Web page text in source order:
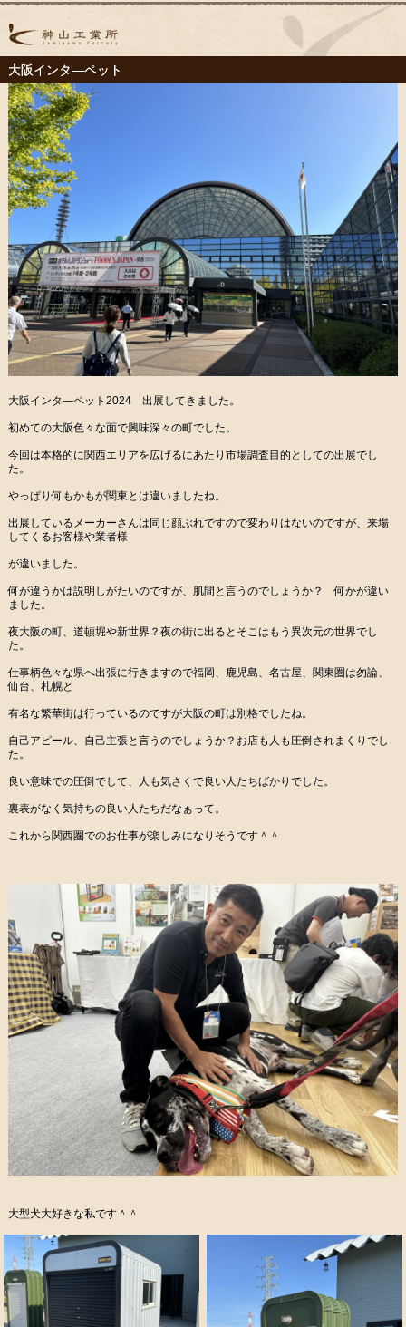
大阪インタ―ペット
大阪インタ―ペット2024 出展してきました。
初めての大阪色々な面で興味深々の町でした。
今回は本格的に関西エリアを広げるにあたり市場調査目的としての出展でし
た。
やっぱり何もかもが関東とは違いましたね。
出展しているメーカーさんは同じ顔ぶれですので変わりはないのですが、来場
してくるお客様や業者様
が違いました。
何が違うかは説明しがたいのですが、肌間と言うのでしょうか？ 何かが違い
ました。
夜大阪の町、道頓堀や新世界？夜の街に出るとそこはもう異次元の世界でし
た。
仕事柄色々な県へ出張に行きますので福岡、鹿児島、名古屋、関東圏は勿論、
仙台、札幌と
有名な繁華街は行っているのですが大阪の町は別格でしたね。
自己アピール、自己主張と言うのでしょうか？お店も人も圧倒されまくりでし
た。
良い意味での圧倒でして、人も気さくで良い人たちばかりでした。
裏表がなく気持ちの良い人たちだなぁって。
これから関西圏でのお仕事が楽しみになりそうです＾＾
大型犬大好きな私です＾＾